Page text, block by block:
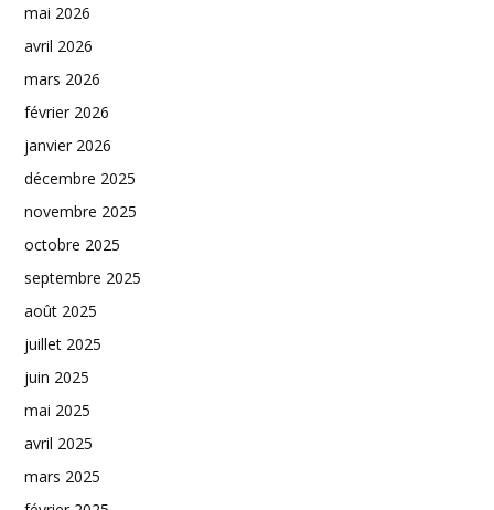
mai 2026
avril 2026
mars 2026
février 2026
janvier 2026
décembre 2025
novembre 2025
octobre 2025
septembre 2025
août 2025
juillet 2025
juin 2025
mai 2025
avril 2025
mars 2025